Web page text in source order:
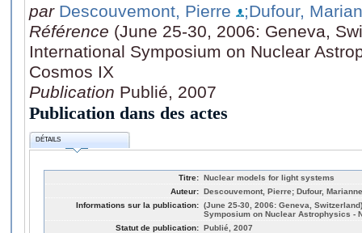
par Descouvemont, Pierre
;Dufour,
Référence (June 25-30, 2006: Geneva,
International Symposium on Nuclear
Cosmos IX
Publication Publié, 2007
Publication dans des actes
DÉTAILS
Titre: Nuclear models for light systems
Auteur: Descouvemont, Pierre; Dufour,
Informations sur la publication: (June 25-30, 2006: Geneva,
Symposium on Nuclear Astrophysics -
Statut de publication: Publié, 2007